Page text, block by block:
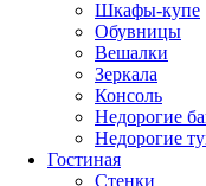
Шкафы-купе
Обувницы
Вешалки
Зеркала
Консоль
Недорогие
Недорогие
Гостиная
Стенки